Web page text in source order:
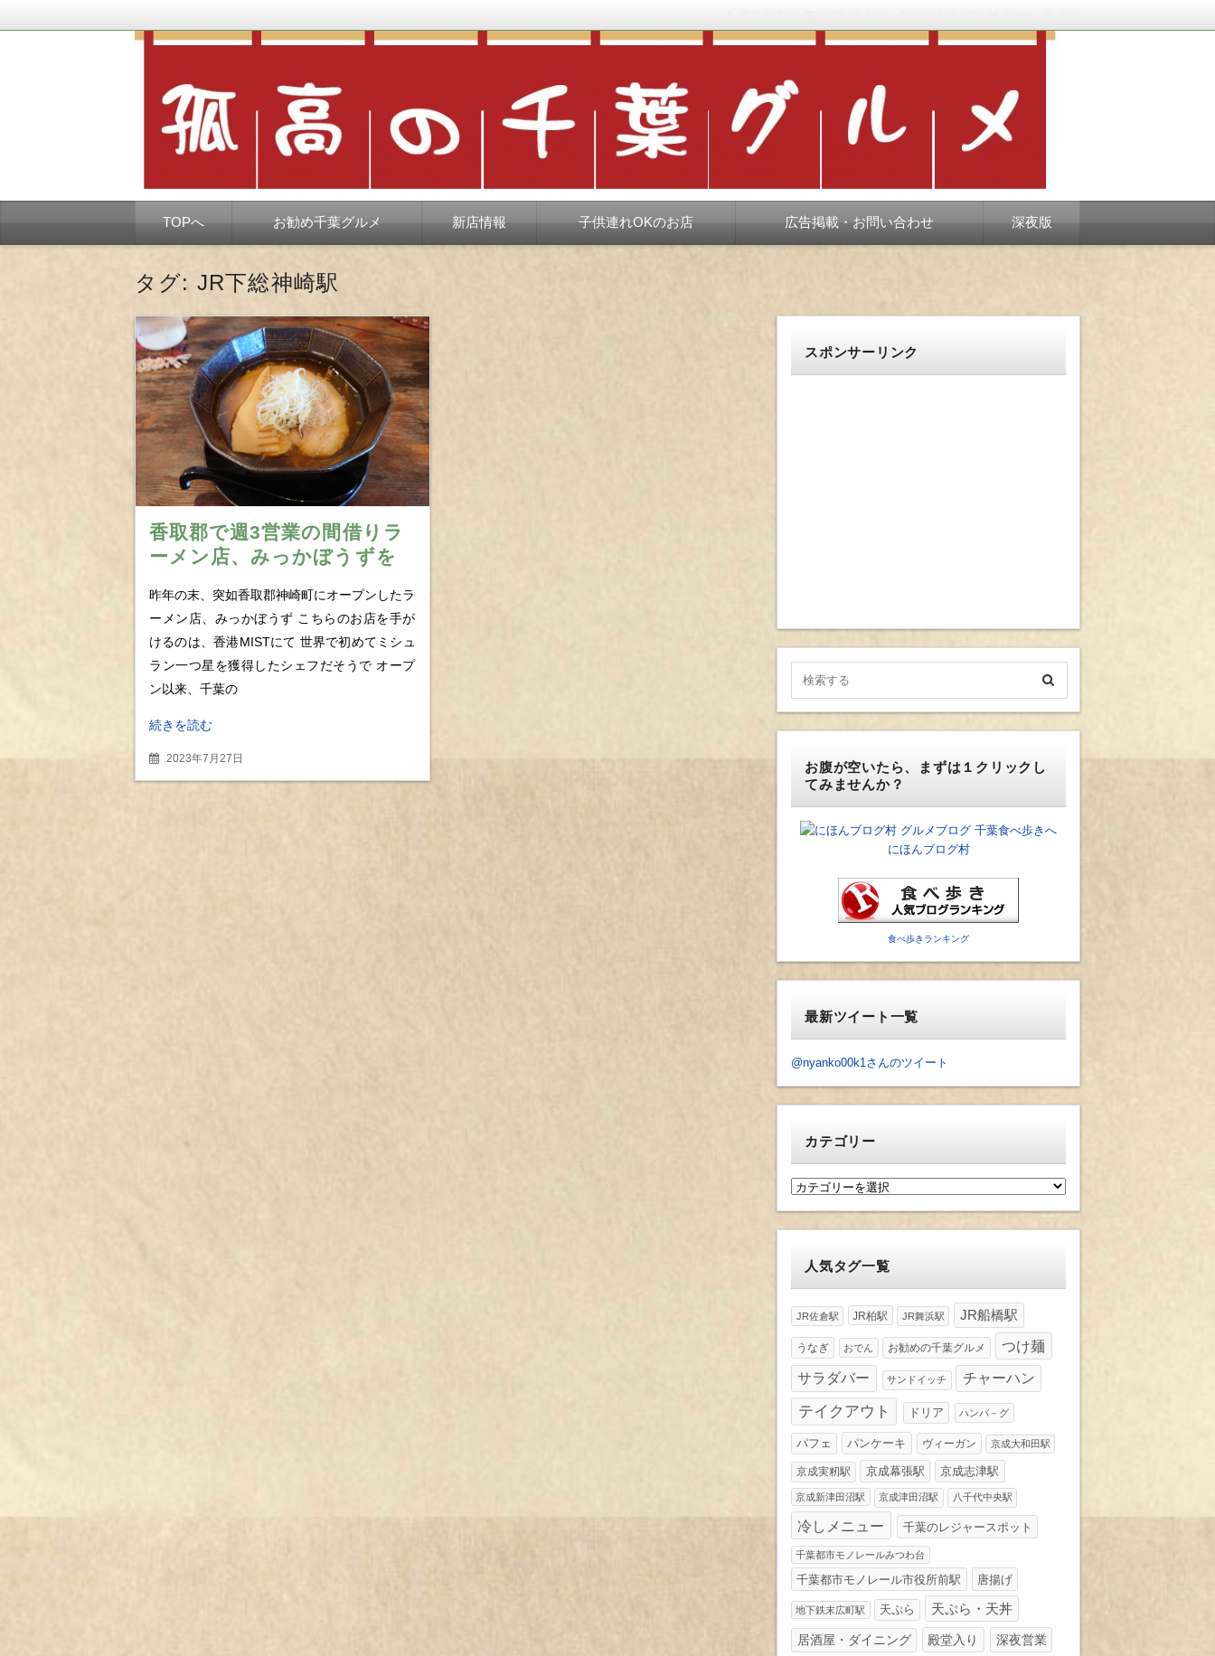
孤高の千葉グルメ
千葉市を中心とした、孤独なようで孤独でもない、ちょっと孤高な食べ歩き。だいたい当たりますが、時々派手にスベります。
TOPへ お勧め千葉グルメ 新店情報 子供連れOKのお店 広告掲載・お問い合わせ 深夜版
タグ: JR下総神崎駅
香取郡で週3営業の間借りラ
ーメン店、みっかぼうずを
身の極上醤油らぁ麺
昨年の末、突如香取郡神崎町にオープンしたラ
ーメン店、みっかぼうず こちらのお店を手が
けるのは、香港MISTにて 世界で初めてミシュ
ラン一つ星を獲得したシェフだそうで オープ
ン以来、千葉の
続きを読む
2023年7月27日
スポンサーリンク
お腹が空いたら、まずは１クリックし
てみませんか？
にほんブログ村
食べ歩きランキング
最新ツイート一覧
@nyanko00k1さんのツイート
カテゴリー
カ
人気タグ一覧
JR佐倉駅 JR柏駅 JR舞浜駅 JR船橋駅
うなぎ おでん お勧めの千葉グルメ つけ麺
サラダバー サンドイッチ チャーハン
テイクアウト ドリア ハンバ－グ
パフェ パンケーキ ヴィーガン 京成大和田駅
京成実籾駅 京成幕張駅 京成志津駅
京成新津田沼駅 京成津田沼駅 八千代中央駅
冷しメニュー 千葉のレジャースポット
千葉都市モノレールみつわ台
千葉都市モノレール市役所前駅 唐揚げ
地下鉄末広町駅 天ぷら 天ぷら・天丼
居酒屋・ダイニング 殿堂入り 深夜営業